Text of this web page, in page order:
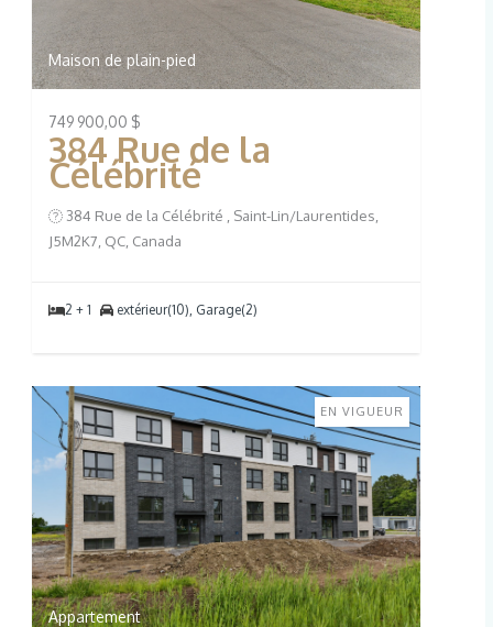
Maison de plain-pied
749 900,00 $
384 Rue de la
Célébrité
384 Rue de la Célébrité , Saint-Lin/Laurentides,
J5M2K7, QC, Canada
2 + 1 extérieur(10), Garage(2)
Appartement
EN VIGUEUR